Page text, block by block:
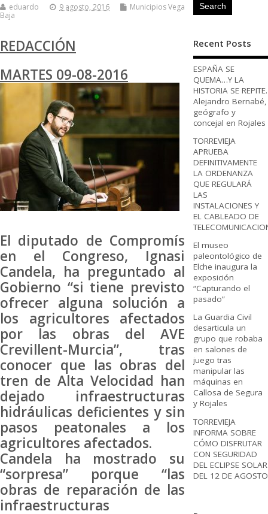
eduardo 9 agosto, 2016
Municipios Vega
Baja
REDACCIÓN
MARTES 09-08-2016
El diputado de Compromís
en el Congreso, Ignasi
Candela, ha preguntado al
Gobierno “si tiene previsto
ofrecer alguna solución a
los agricultores afectados
por las obras del AVE
Crevillent-Murcia”, tras
conocer que las obras del
tren de Alta Velocidad han
dejado infraestructuras
hidráulicas deficientes y sin
pasos peatonales a los
agricultores afectados.
Candela ha mostrado su
“sorpresa” porque “las
obras de reparación de las
infraestructuras
Recent Posts
ESPAÑA SE
QUEMA…Y LA
HISTORIA SE REPITE.
Alejandro Bernabé,
geógrafo y
concejal en Rojales
TORREVIEJA
APRUEBA
DEFINITIVAMENTE
LA ORDENANZA
QUE REGULARÁ
LAS
INSTALACIONES Y
EL CABLEADO DE
El museo
paleontológico de
Elche inaugura la
exposición
“Capturando el
pasado”
La Guardia Civil
desarticula un
grupo que robaba
en salones de
juego tras
manipular las
máquinas en
Callosa de Segura
y Rojales
TORREVIEJA
INFORMA SOBRE
CÓMO DISFRUTAR
CON SEGURIDAD
DEL ECLIPSE SOLAR
DEL 12 DE AGOSTO